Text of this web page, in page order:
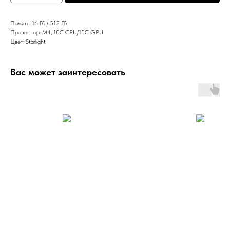
Память: 16 Гб / 512 Гб
Процессор: M4, 10C CPU/10C GPU
Цвет: Starlight
Вас может заинтересовать